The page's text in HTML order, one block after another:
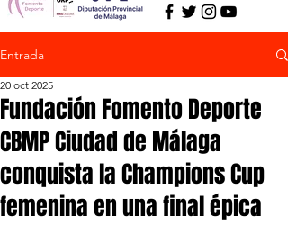
Entrada
Fundación Fomento Deporte
CBMP Ciudad de Málaga
conquista la Champions Cup
femenina en una final épica
20 oct 2025